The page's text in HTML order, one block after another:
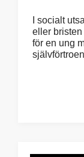
I socialt
eller
för en ung